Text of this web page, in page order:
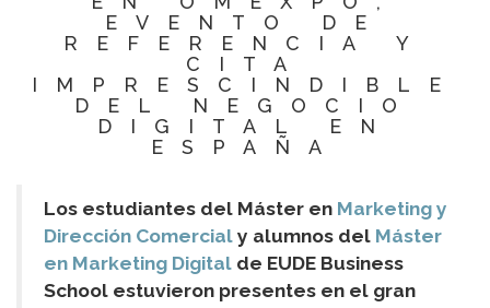
EVENTO DE
REFERENCIA Y
CITA
IMPRESCINDIBLE
DEL NEGOCIO
DIGITAL EN
ESPAÑA
Los estudiantes del Máster en Marketing y
Dirección Comercial y alumnos del Máster
en Marketing Digital de EUDE Business
School estuvieron presentes en el gran